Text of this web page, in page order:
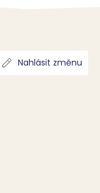
Nahlásit změnu